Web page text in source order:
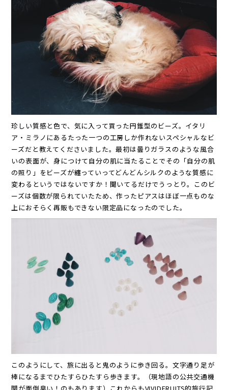
珍しい質感と色で、気に入って買った円錐型のビーズ。イタリ
ア・ミラノにあるたった一つの工房しか作れないスペシャルなビ
ーズだと教えてくださいました。最初は曇りガラスのような風合
いの表面が、身につけて自分の肌に当たることでその「自分の肌
の照り」をビーズが纏っていってどんどんシルクのような質感に
変わるというではないですか！聞いてるだけでうっとり。このビ
ーズは個数が限られていたため、作ったピアスはほぼ一点ものな
上におそらく再販もできない限定品になったのでした。
このようにして、旅に出ると鬼のように歩き回る。文字通り足が
棒になるまでひたすらひたすら歩きます。（現地語の公共交通機